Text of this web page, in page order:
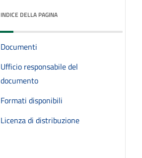
INDICE DELLA PAGINA
Documenti
Ufficio responsabile del
documento
Formati disponibili
Licenza di distribuzione